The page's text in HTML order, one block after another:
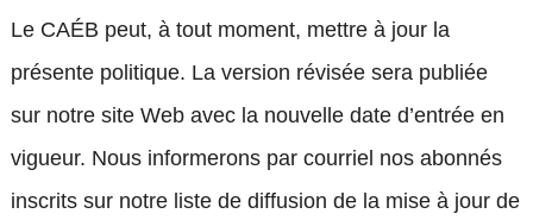
Le CAÉB peut, à tout moment, mettre à jour la
présente politique. La version révisée sera publiée
sur notre site Web avec la nouvelle date d’entrée en
vigueur. Nous informerons par courriel nos abonnés
inscrits sur notre liste de diffusion de la mise à jour de